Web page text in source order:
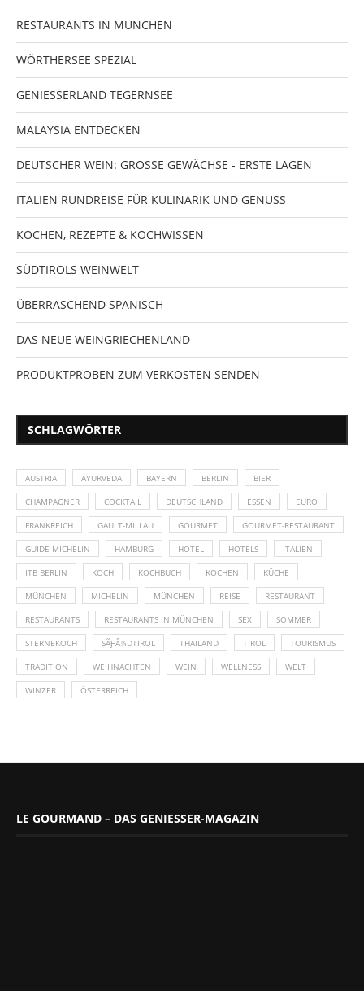
RESTAURANTS IN MÜNCHEN
WÖRTHERSEE SPEZIAL
GENIESSERLAND TEGERNSEE
MALAYSIA ENTDECKEN
DEUTSCHER WEIN: GROSSE GEWÄCHSE - ERSTE LAGEN
ITALIEN RUNDREISE FÜR KULINARIK UND GENUSS
KOCHEN, REZEPTE & KOCHWISSEN
SÜDTIROLS WEINWELT
ÜBERRASCHEND SPANISCH
DAS NEUE WEINGRIECHENLAND
PRODUKTPROBEN ZUM VERKOSTEN SENDEN
SCHLAGWÖRTER
AUSTRIA AYURVEDA BAYERN BERLIN BIER
CHAMPAGNER COCKTAIL DEUTSCHLAND ESSEN EURO
FRANKREICH GAULT-MILLAU GOURMET GOURMET-RESTAURANT
GUIDE MICHELIN HAMBURG HOTEL HOTELS ITALIEN
ITB BERLIN KOCH KOCHBUCH KOCHEN KÜCHE
MÜNCHEN MICHELIN MÜNCHEN REISE RESTAURANT
RESTAURANTS RESTAURANTS IN MÜNCHEN SEX SOMMER
STERNEKOCH SÃƑÂ¼DTIROL THAILAND TIROL TOURISMUS
TRADITION WEIHNACHTEN WEIN WELLNESS WELT
WINZER ÖSTERREICH
LE GOURMAND – DAS GENIESSER-MAGAZIN